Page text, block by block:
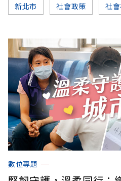
新北市 社會政策 社
數位專題